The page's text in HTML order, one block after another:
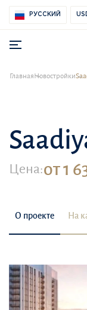
РУССКИЙ
ГлавнаяНовостройки
Цена:от 1
О проекте На